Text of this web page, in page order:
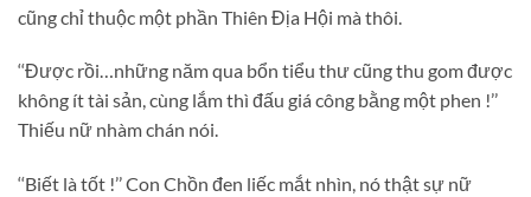
cũng chỉ thuộc một phần Thiên Địa Hội mà thôi.
‘‘Được rồi…những năm qua bổn tiểu thư cũng thu gom được
không ít tài sản, cùng lắm thì đấu giá công bằng một phen !’’
Thiếu nữ nhàm chán nói.
‘‘Biết là tốt !’’ Con Chồn đen liếc mắt nhìn, nó thật sự nữ